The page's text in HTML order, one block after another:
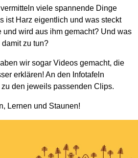
viele spannende Dinge
ist Harz eigentlich und was steckt
und wird aus ihm gemacht? Und was
zu tun?
wir sogar Videos gemacht, die
erklären! An den Infotafeln
den jeweils passenden Clips.
Lernen und Staunen!